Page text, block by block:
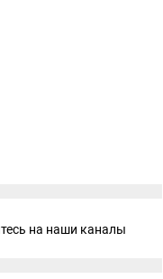
на наши каналы